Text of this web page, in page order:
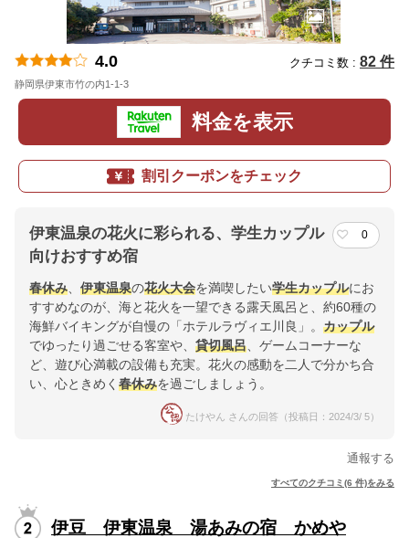
4.0 クチコミ数 : 82 件
静岡県伊東市竹の内1-1-3
料金を表示
割引クーポンをチェック
伊東温泉の花火に彩られる、学生カップル
向けおすすめ宿
0
春休み 伊東温泉の花火大会を満喫したい学生カップルにお
すすめなのが、海と花火を一望できる露天風呂と、約60種の
海鮮バイキングが自慢の「ホテルラヴィエ川良」。 カップル
でゆったり過ごせる客室や、 貸切風呂 、ゲームコーナーな
ど、遊び心満載の設備も充実。花火の感動を二人で分かち合
い、心ときめく 春休みを過ごしましょう。
たけやん さんの回答（投稿日：2024/3/ 5）
通報する
すべてのクチコミ(6 件)をみる
伊豆 伊東温泉 湯あみの宿 かめや